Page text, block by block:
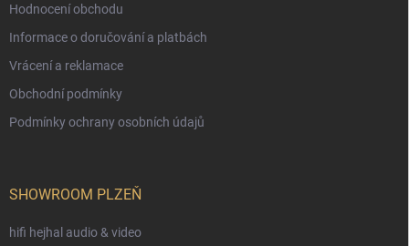
Hodnocení obchodu
Informace o doručování a platbách
Vrácení a reklamace
Obchodní podmínky
Podmínky ochrany osobních údajů
SHOWROOM PLZEŇ
hifi hejhal audio & video